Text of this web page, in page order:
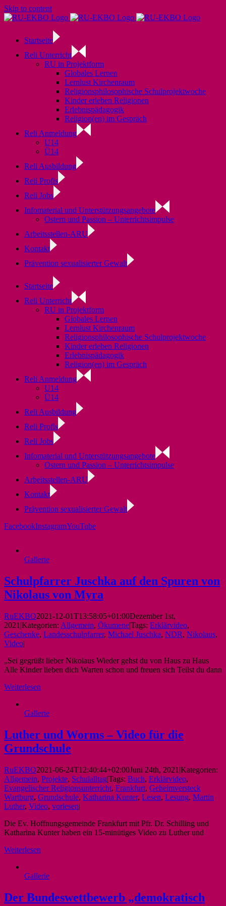
Skip to content
Startseite
Reli Unterricht
RU in Projektform
Globales Lernen
Lernlust Kirchenraum
Religionsphilosophische Schulprojektwoche
Kinder erleben Religionen
Erlebnispädagogik
Religion(en) im Gespräch
Reli Anmeldung
U14
Ü14
Reli Ausbildung
Reli Profis
Reli Jobs
Infomaterial und Unterstützungsangebote
Ostern und Passion – Unterrichtsimpulse
Arbeitsstellen-ARU
Kontakt
Prävention sexualisierter Gewalt
Startseite
Reli Unterricht
RU in Projektform
Globales Lernen
Lernlust Kirchenraum
Religionsphilosophische Schulprojektwoche
Kinder erleben Religionen
Erlebnispädagogik
Religion(en) im Gespräch
Reli Anmeldung
U14
Ü14
Reli Ausbildung
Reli Profis
Reli Jobs
Infomaterial und Unterstützungsangebote
Ostern und Passion – Unterrichtsimpulse
Arbeitsstellen-ARU
Kontakt
Prävention sexualisierter Gewalt
FacebookInstagramYouTube
Gallerie
Schulpfarrer Juschka auf den Spuren von
Nikolaus von Myra
RuEKBO2021-12-01T13:58:05+01:00Dezember 1st,
2021 |Kategorien: Allgemein, Ökumene|Tags: Erklärvideo,
Geschenke, Landesschulpfarrer, Michael Juschka, NDR, Nikolaus,
Video|
„Sei gegrüßt lieber Nikolaus Wieder gehst du von Haus zu Haus
Alle Kinder lieben dich Warten schon und freuen sich Teilst du dann
Weiterlesen
Gallerie
Luther und Worms – Video für die
Grundschule
RuEKBO2021-06-24T12:40:44+02:00Juni 24th, 2021 |Kategorien:
Allgemein, Projekte, Schulalltag|Tags: Buch, Erklärvideo,
Evangelischer Religionsunterricht, Frankfurt, Geheimversteck
Wartburg, Grundschule, Katharina Kunter, Lesen, Lesung, Martin
Luther, Video, vorlesen|
Die Ev. Hoffnungsgemeinde Frankfurt mit Pfr. Dr. Schilling und
Katharina Kunter haben ein 15-minütiges Video zu Luther und
Weiterlesen
Gallerie
Der Bundeswettbewerb „demokratisch